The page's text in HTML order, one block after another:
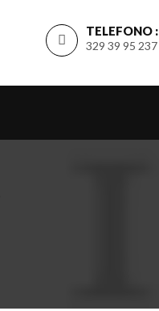
TELEFONO :
329 39 95 237